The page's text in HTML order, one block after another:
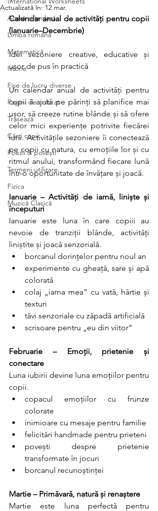
Acasă și la clasă
Limba română
Matematică
Istorie
Fișe de lucru diverse
Pagini de colorat
Trasează
Cărți copii
Poezii & povești
Termeni utilizare
Fizica
Muzică Clasică
Actualizată în: 12 mar.
Calendar anual de activități pentru copii
(Ianuarie–Decembrie)
Idei sezoniere creative, educative și
ușor de pus în practică
Un calendar anual de activități pentru
copii îi ajută pe părinți să planifice mai
ușor, să creeze rutine blânde și să ofere
celor mici experiențe potrivite fiecărei
luni. Activitățile sezoniere îi conectează
pe copii cu natura, cu emoțiile lor și cu
ritmul anului, transformând fiecare lună
într-o oportunitate de învățare și joacă.
Ianuarie – Activități de iarnă, liniște și
începuturi
Ianuarie este luna în care copiii au
nevoie de tranziții blânde, activități
liniștite și joacă senzorială.
borcanul dorințelor pentru noul an
experimente cu gheață, sare și apă
colorată
colaj „iarna mea” cu vată, hârtie și
texturi
tăvi senzoriale cu zăpadă artificială
scrisoare pentru „eu din viitor”
Februarie – Emoții, prietenie și
conectare
Luna iubirii devine luna emoțiilor pentru
copii.
copacul emoțiilor cu frunze
colorate
inimioare cu mesaje pentru familie
felicitări handmade pentru prieteni
povești despre prietenie
transformate în jocuri
borcanul recunoștinței
Martie – Primăvară, natură și renaștere
Martie este luna perfectă pentru